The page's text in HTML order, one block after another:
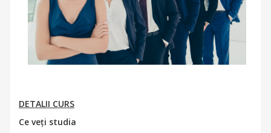
DETALII CURS
Ce veți studia